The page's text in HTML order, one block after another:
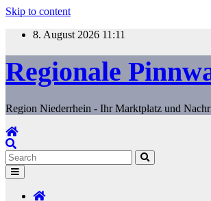
Skip to content
8. August 2026 11:11
Regionale
Region Niederrhein - Ihr Marktplatz und